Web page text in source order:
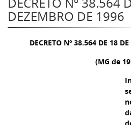
DEZEMBRO DE 1996
DECRETO Nº 38.564 DE 18
(MG de